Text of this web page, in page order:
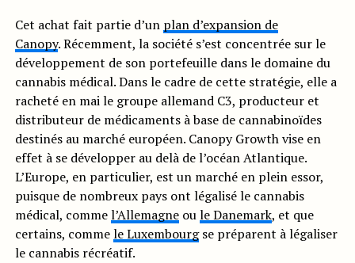
Cet achat fait partie d’un plan d’expansion de
Canopy. Récemment, la société s’est concentrée sur le
développement de son portefeuille dans le domaine du
cannabis médical. Dans le cadre de cette stratégie, elle a
racheté en mai le groupe allemand C3, producteur et
distributeur de médicaments à base de cannabinoïdes
destinés au marché européen. Canopy Growth vise en
effet à se développer au delà de l’océan Atlantique.
L’Europe, en particulier, est un marché en plein essor,
puisque de nombreux pays ont légalisé le cannabis
médical, commel’Allemagneoule Danemark, et que
certains, commele Luxembourgse préparent à légaliser
le cannabis récréatif.